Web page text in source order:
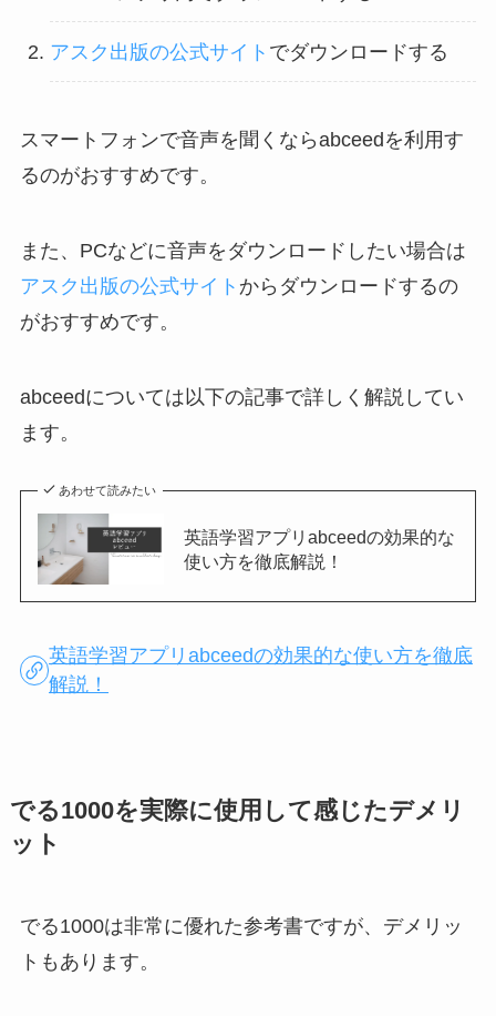
アスク出版の公式サイト でダウンロードする
スマートフォンで音声を聞くならabceedを利用す
るのがおすすめです。
また、PCなどに音声をダウンロードしたい場合は
アスク出版の公式サイト からダウンロードするの
がおすすめです。
abceedについては以下の記事で詳しく解説してい
ます。
あわせて読みたい
英語学習アプリabceedの効果的な
使い方を徹底解説！
英語学習アプリabceedの効果的な使い方を徹底
解説！
でる1000を実際に使用して感じたデメリ
ット
でる1000は非常に優れた参考書ですが、デメリッ
トもあります。